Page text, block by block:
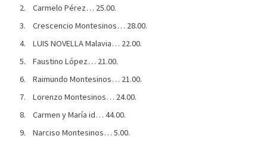
Carmelo Pérez… 25.00.
Crescencio Montesinos… 28.00.
LUIS NOVELLA Malavia… 22.00.
Faustino López… 21.00.
Raimundo Montesinos… 21.00.
Lorenzo Montesinos… 24.00.
Carmen y María id… 44.00.
Narciso Montesinos… 5.00.